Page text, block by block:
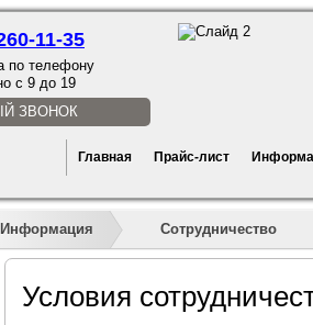
11-35
по телефону
с 9 до 19
ЗВОНОК
Главная Прайс-лист
»
Информация » Сотрудничество
Условия